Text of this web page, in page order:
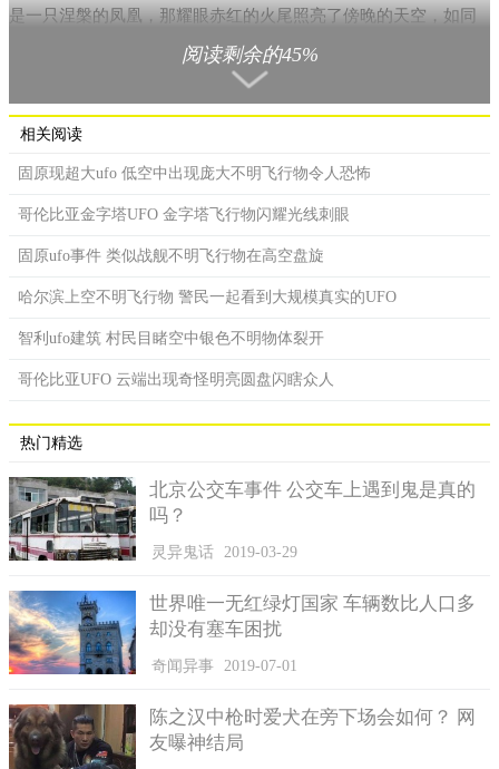
是一只涅槃的凤凰，那耀眼赤红的火尾照亮了傍晚的天空，如同
UFO事件深入调查
傍晚的这个时段机场没有民航飞机起飞或者降落，非常确定那绝
更巧合的是，当时指挥中心也发现了这个不明飞行物，并用
望远镜密切跟踪观察，更恐怖的是这个UFO竟然在机场上空盘旋
停留了近20分钟，目测高度在1000英尺处，期间尾部的两条红色
的主要原因。
这个UFO的出现使机场指挥中心陷入了一种莫名的恐慌之
中，感到此物来意不明，用意不善，将会是一个巨大的威胁，不
阅读剩余的45%
相关阅读
固原现超大ufo 低空中出现庞大不明飞行物令人恐怖
哥伦比亚金字塔UFO 金字塔飞行物闪耀光线刺眼
固原ufo事件 类似战舰不明飞行物在高空盘旋
哈尔滨上空不明飞行物 警民一起看到大规模真实的UFO
智利ufo建筑 村民目睹空中银色不明物体裂开
哥伦比亚UFO 云端出现奇怪明亮圆盘闪瞎众人
热门精选
北京公交车事件 公交车上遇到鬼是真的
吗？
灵异鬼话 2019-03-29
世界唯一无红绿灯国家 车辆数比人口多
却没有塞车困扰
奇闻异事 2019-07-01
陈之汉中枪时爱犬在旁下场会如何？ 网
友曝神结局